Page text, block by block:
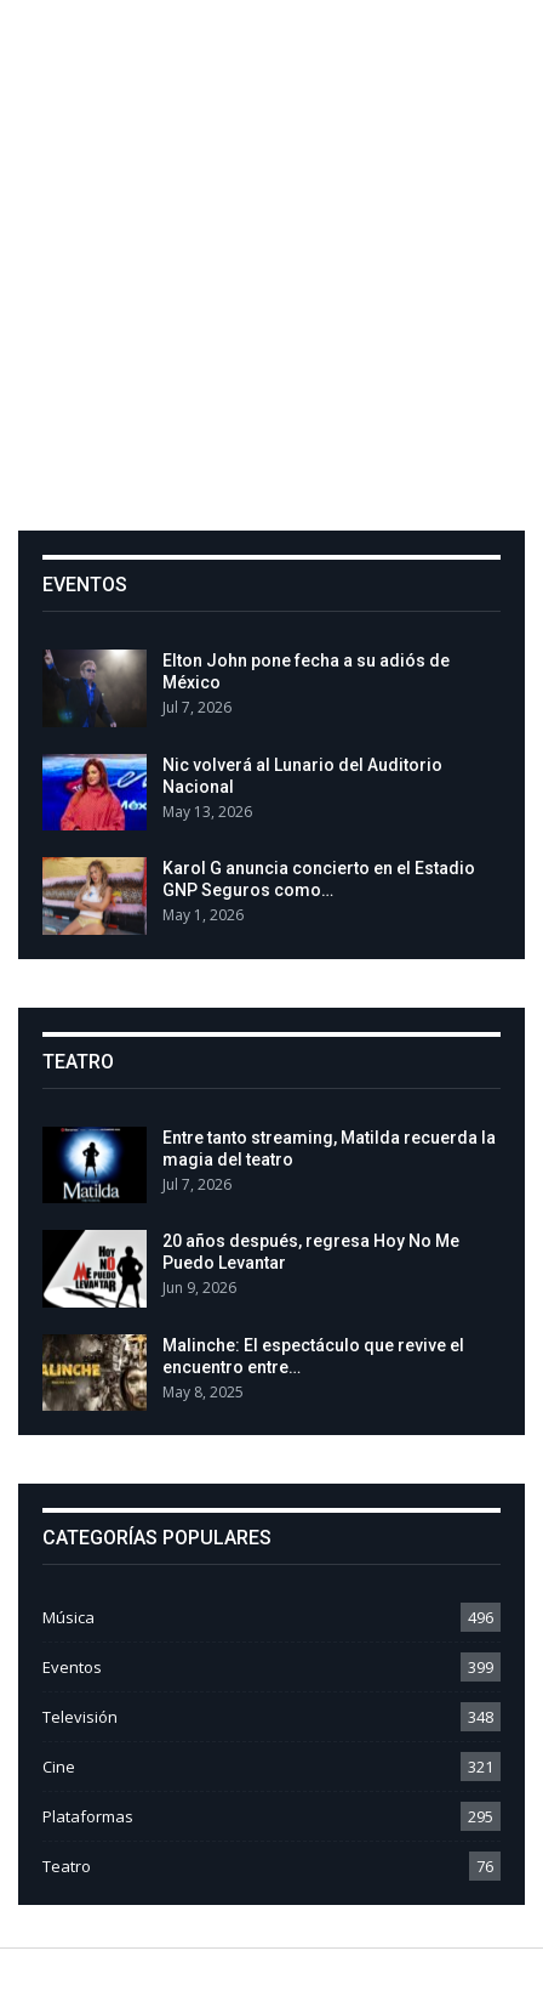
EVENTOS
Elton John pone fecha a su adiós de
México
Jul 7, 2026
Nic volverá al Lunario del Auditorio
Nacional
May 13, 2026
Karol G anuncia concierto en el Estadio
GNP Seguros como…
May 1, 2026
TEATRO
Entre tanto streaming, Matilda recuerda la
magia del teatro
Jul 7, 2026
20 años después, regresa Hoy No Me
Puedo Levantar
Jun 9, 2026
Malinche: El espectáculo que revive el
encuentro entre…
May 8, 2025
CATEGORÍAS POPULARES
Música 496
Eventos 399
Televisión 348
Cine 321
Plataformas 295
Teatro 76